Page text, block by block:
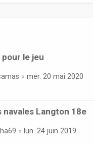
le jeu
« mer. 20 mai 2020
Langton 18e
« lun. 24 juin 2019